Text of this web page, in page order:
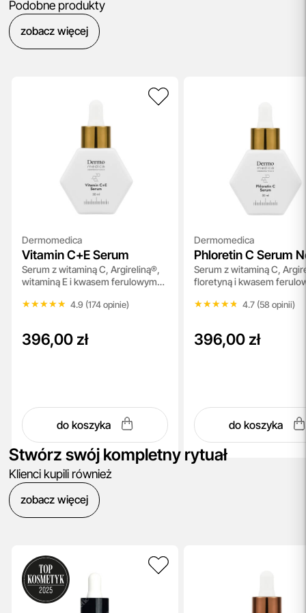
Podobne produkty
zobacz więcej
Dermomedica
Vitamin C+E Serum
Serum z witaminą C, Argireliną®,
witaminą E i kwasem ferulowym
★★★★★
★★★★★ 4.9 (174 opinie)
396,00 zł
do koszyka
Dermomedica
Phloretin C Serum
Serum z witaminą C,
floretyną i kwasem
★★★★★
★★★★★ 4.7 (58 opinii)
396,00 zł
do koszyka
Stwórz swój kompletny rytuał
Klienci kupili również
zobacz więcej